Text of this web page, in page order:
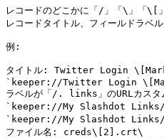
レコードのどこかに「/」「\」「\[」
レコードタイトル、フィールドラベ
例:
タイトル: Twitter Login
`keeper://Twitter Login
ラベルが「/. links」のURLカスタ
`keeper://My Slashdot
`keeper://My Slashdot
ファイル名: creds\[2].crt\